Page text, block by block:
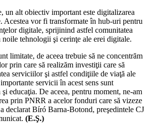
un alt obiectiv important este digitalizarea
Acestea vor fi transformate în hub-uri pentru
digitale, sprijinind astfel comunitatea
noile tehnologii şi cerinţe ale erei digitale.
limitate, de aceea trebuie să ne concentrăm
prin care să realizăm investiţii care să
serviciilor şi astfel condiţiile de viaţă ale
servicii în acest sens sunt
şi educaţia. De aceea, pentru moment, ne-am
prin PNRR a acelor fonduri care să vizeze
declarat Bíró Barna-Botond, preşedintele CJ
(E.Ş.)